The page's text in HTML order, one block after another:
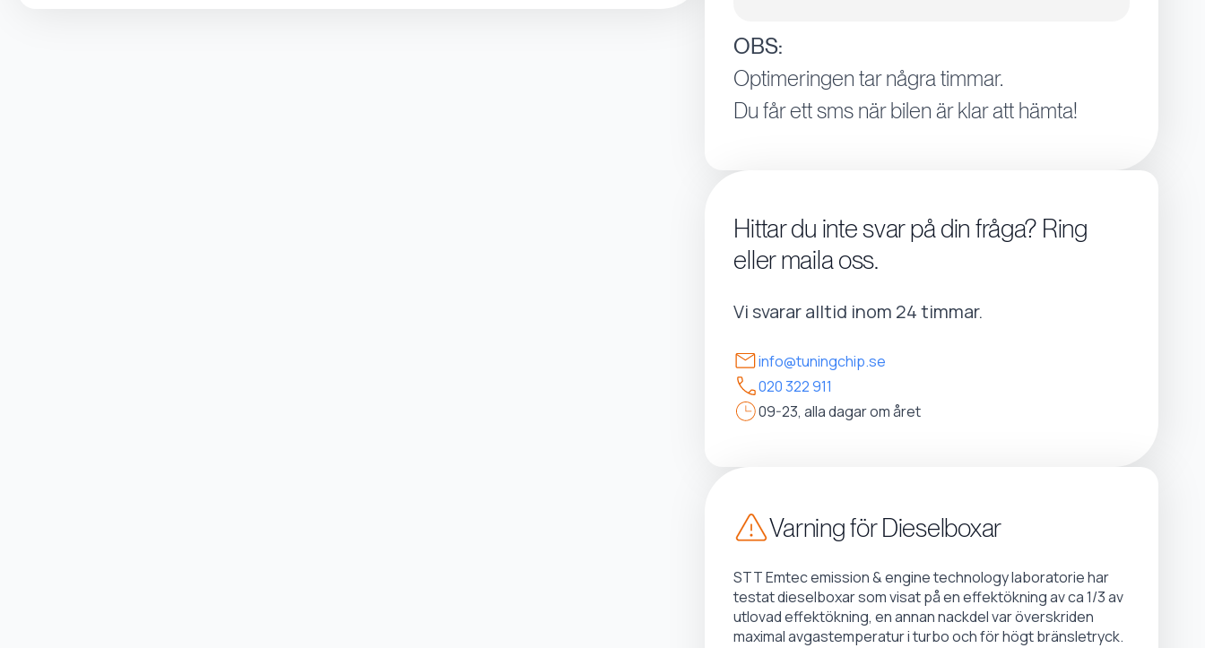
OBS:
Optimeringen tar några timmar.
Du får ett sms när bilen är klar att hämta!
Hittar du inte svar på din fråga? Ring
eller maila oss.
Vi svarar alltid inom 24 timmar.
info@tuningchip.se
020 322 911
09-23, alla dagar om året
Varning för Dieselboxar
STT Emtec emission & engine technology laboratorie har
testat dieselboxar som visat på en effektökning av ca 1/3 av
utlovad effektökning, en annan nackdel var överskriden
maximal avgastemperatur i turbo och för högt bränsletryck.